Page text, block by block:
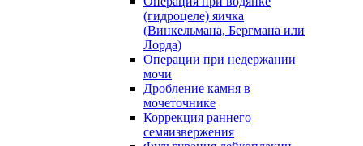
(гидроцеле) яичка
(Винкельмана, Бергмана или
Лорда)
Операции при недержании
мочи
Дробление камня в
мочеточнике
Коррекция раннего
семяизвержения